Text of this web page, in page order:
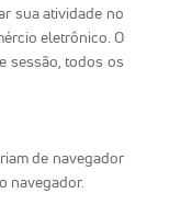
sua atividade no
eletrônico. O
sessão, todos os
de navegador
navegador.